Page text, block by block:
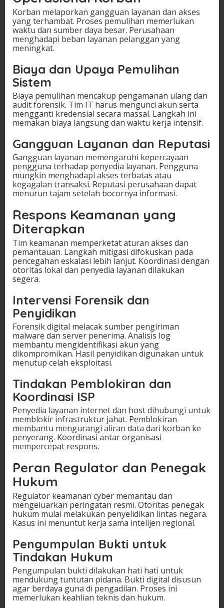
Korban melaporkan gangguan layanan dan akses
yang terhambat. Proses pemulihan memerlukan
waktu dan sumber daya besar. Perusahaan
menghadapi beban layanan pelanggan yang
meningkat.
Biaya dan Upaya Pemulihan
Sistem
Biaya pemulihan mencakup pengamanan ulang dan
audit forensik. Tim IT harus mengunci akun serta
mengganti kredensial secara massal. Langkah ini
memakan biaya langsung dan waktu kerja intensif.
Gangguan Layanan dan Reputasi
Gangguan layanan memengaruhi kepercayaan
pengguna terhadap penyedia layanan. Pengguna
mungkin menghadapi akses terbatas atau
kegagalan transaksi. Reputasi perusahaan dapat
menurun tajam setelah bocornya informasi.
Respons Keamanan yang
Diterapkan
Tim keamanan memperketat aturan akses dan
pemantauan. Langkah mitigasi difokuskan pada
pencegahan eskalasi lebih lanjut. Koordinasi dengan
otoritas lokal dan penyedia layanan dilakukan
segera.
Intervensi Forensik dan
Penyidikan
Forensik digital melacak sumber pengiriman
malware dan server penerima. Analisis log
membantu mengidentifikasi akun yang
dikompromikan. Hasil penyidikan digunakan untuk
menutup celah eksploitasi.
Tindakan Pemblokiran dan
Koordinasi ISP
Penyedia layanan internet dan host dihubungi untuk
memblokir infrastruktur jahat. Pemblokiran
membantu mengurangi aliran data dari korban ke
penyerang. Koordinasi antar organisasi
mempercepat respons.
Peran Regulator dan Penegak
Hukum
Regulator keamanan cyber memantau dan
mengeluarkan peringatan resmi. Otoritas penegak
hukum mulai melakukan penyelidikan lintas negara.
Kasus ini menuntut kerja sama intelijen regional.
Pengumpulan Bukti untuk
Tindakan Hukum
Pengumpulan bukti dilakukan hati hati untuk
mendukung tuntutan pidana. Bukti digital disusun
agar berdaya guna di pengadilan. Proses ini
memerlukan keahlian teknis dan hukum.